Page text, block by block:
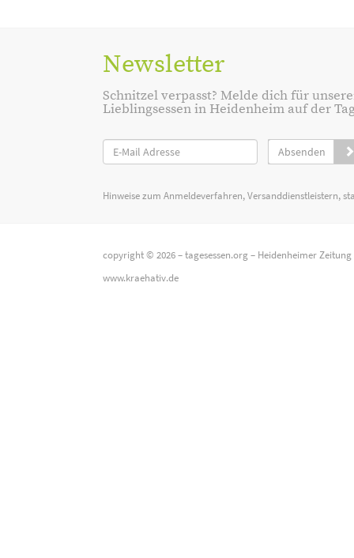
Newsletter
Schnitzel verpasst? Melde dich für
Lieblingsessen in Heidenheim auf der
Absenden
Hinweise zum Anmeldeverfahren, Versanddienstleistern,
copyright © 2026 –tagesessen.org– Heidenheimer Zeitung
www.kraehativ.de